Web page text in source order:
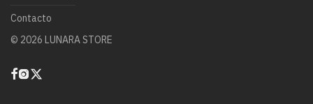
Contacto
© 2026 LUNARA STORE